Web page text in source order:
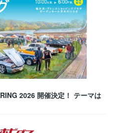
2026 開催決定！ テーマは